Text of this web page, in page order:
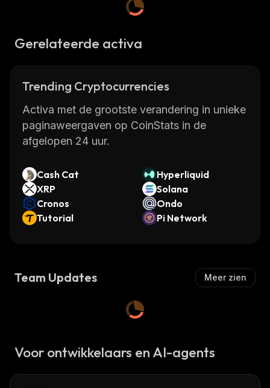
Gerelateerde activa
Trending Cryptocurrencies
Activa met de grootste verandering in unieke
paginaweergaven op CoinStats in de
afgelopen 24 uur.
Cash Cat
Hyperliquid
XRP
Solana
Cronos
Ondo
Tutorial
Pi Network
Team Updates Meer zien
Voor ontwikkelaars en AI-agents